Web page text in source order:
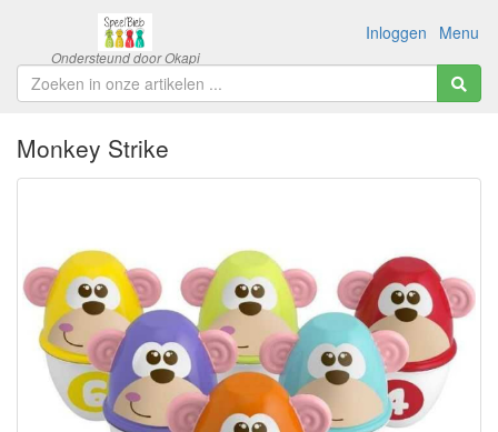
Menu
Inloggen
Monkey Strike